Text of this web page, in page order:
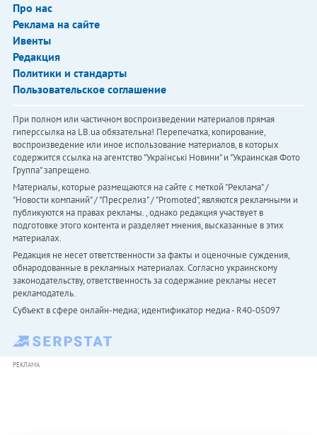
Про нас
Реклама на сайте
Ивенты
Редакция
Политики и стандарты
Пользовательское соглашение
При полном или частичном воспроизведении материалов прямая
гиперссылка на LB.ua обязательна! Перепечатка, копирование,
воспроизведение или иное использование материалов, в которых
содержится ссылка на агентство "Українськi Новини" и "Украинская Фото
Группа" запрещено.
Материалы, которые размещаются на сайте с меткой "Реклама" /
"Новости компаний" / "Пресрелиз" / "Promoted", являются рекламными и
публикуются на правах рекламы. , однако редакция участвует в
подготовке этого контента и разделяет мнения, высказанные в этих
материалах.
Редакция не несет ответственности за факты и оценочные суждения,
обнародованные в рекламных материалах. Согласно украинскому
законодательству, ответственность за содержание рекламы несет
рекламодатель.
Субъект в сфере онлайн-медиа; идентификатор медиа - R40-05097
РЕКЛАМА